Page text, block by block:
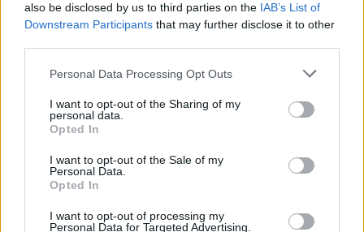
also be disclosed by us to third parties on the IAB’s List of
Downstream Participants that may further disclose it to other
Please note that this website/app uses one or more Google
not limited to your visit or usage behaviour. You may click to
grant or deny consent to Google and its third-party tags to
use your data for below specified purposes in below Google
consent section.
Personal Data Processing Opt Outs
I want to opt-out of the Sharing of my
personal data.
Opted In
I want to opt-out of the Sale of my
Personal Data.
Opted In
I want to opt-out of processing my
Personal Data for Targeted Advertising.
Άμεση πολιτική ευθύνη για το μπάχαλο
Ο Μ. Κατρίνης τόνισε ότι «υπάρχει άμεση πολιτική